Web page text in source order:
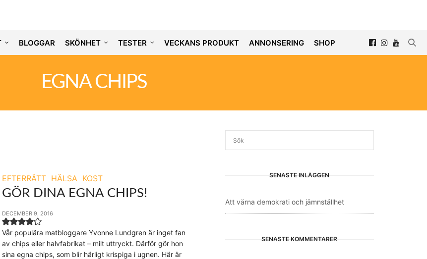
BLOGGAR SKÖNHET TESTER VECKANS PRODUKT ANNONSERING SHOP
EGNA CHIPS
EFTERRÄTT HÄLSA KOST
GÖR DINA EGNA CHIPS!
DECEMBER 9, 2016
Vår populära matbloggare Yvonne Lundgren är inget fan
av chips eller halvfabrikat – milt uttryckt. Därför gör hon
sina egna chips, som blir härligt krispiga i ugnen. Här är
SENASTE INLÄGGEN
Att värna demokrati och jämnställhet
SENASTE KOMMENTARER